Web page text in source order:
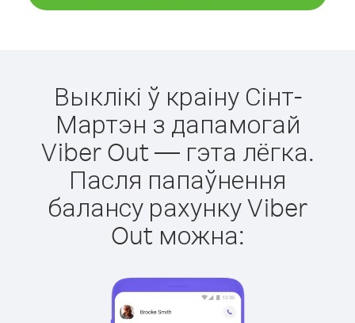
Выклікі ў краіну Сінт-
Мартэн з дапамогай
Viber Out — гэта лёгка.
Пасля папаўнення
балансу рахунку Viber
Out можна: